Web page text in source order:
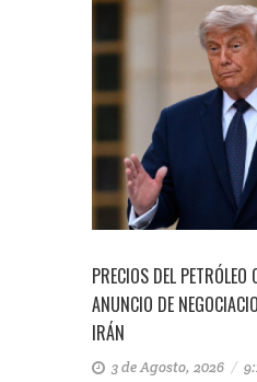
PRECIOS DEL PETRÓLEO CAEN
ANUNCIO DE NEGOCIACIONES
3 de Agosto, 2026/9:17 pm